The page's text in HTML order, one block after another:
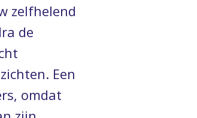
zelfhelend
de
Een
omdat